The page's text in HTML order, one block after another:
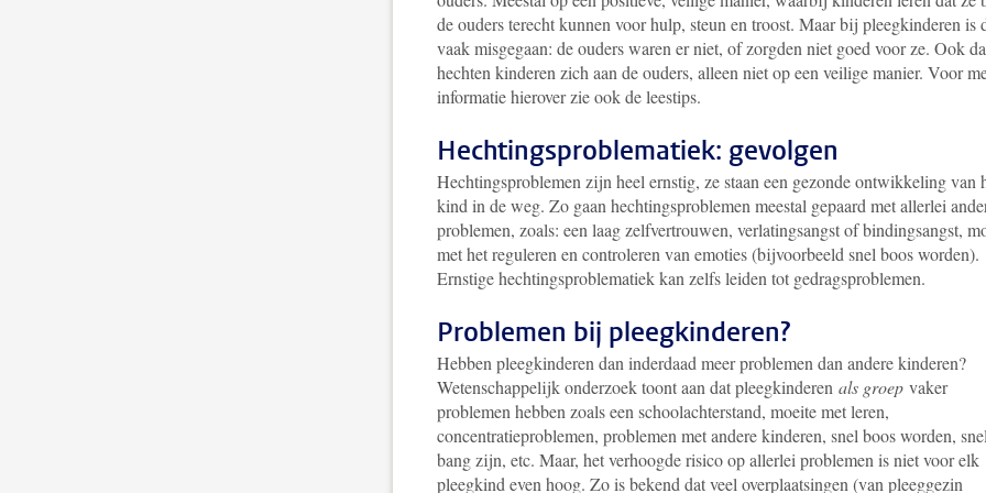
de ouders terecht kunnen voor hulp, steun en troost. Maar bij pleegkinderen is
vaak misgegaan: de ouders waren er niet, of zorgden niet goed voor ze. Ook
hechten kinderen zich aan de ouders, alleen niet op een veilige manier. Voor
informatie hierover zie ook de leestips.
Hechtingsproblematiek: gevolgen
Hechtingsproblemen zijn heel ernstig, ze staan een gezonde ontwikkeling van
kind in de weg. Zo gaan hechtingsproblemen meestal gepaard met allerlei
problemen, zoals: een laag zelfvertrouwen, verlatingsangst of bindingsangst,
met het reguleren en controleren van emoties (bijvoorbeeld snel boos worden).
Ernstige hechtingsproblematiek kan zelfs leiden tot gedragsproblemen.
Problemen bij pleegkinderen?
Hebben pleegkinderen dan inderdaad meer problemen dan andere kinderen?
Wetenschappelijk onderzoek toont aan dat pleegkinderen als groep vaker
problemen hebben zoals een schoolachterstand, moeite met leren,
concentratieproblemen, problemen met andere kinderen, snel boos worden,
bang zijn, etc. Maar, het verhoogde risico op allerlei problemen is niet voor elk
pleegkind even hoog. Zo is bekend dat veel overplaatsingen (van pleeggezin